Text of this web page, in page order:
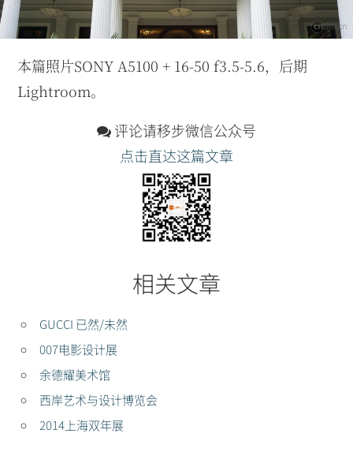
本篇照片SONY A5100 + 16-50 f3.5-5.6，后期
Lightroom。
评论请移步微信公众号
点击直达这篇文章
相关文章
GUCCI 已然/未然
007电影设计展
余德耀美术馆
西岸艺术与设计博览会
2014上海双年展